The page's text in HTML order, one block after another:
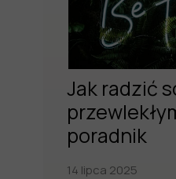
Jak radzić
poradnik
14 lipca 2025